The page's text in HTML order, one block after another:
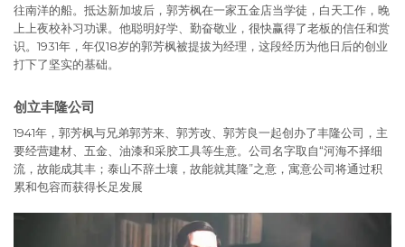
往南洋的船。抵达新加坡后，郭芳枫在一家五金店当学徒，白天工作，晚
上上夜校补习功课。他聪明好学、勤奋敬业，很快赢得了老板的信任和赏
识。1931年，年仅18岁的郭芳枫被提拔为经理，这段经历为他日后的创业
打下了坚实的基础。
创立丰隆公司
1941年，郭芳枫与兄弟郭芳来、郭芳改、郭芳良一起创办了丰隆公司，主
要经营建材、五金、油漆和采胶工具等生意。公司名字取自“河海不择细
流，故能成其丰；泰山不辞土壤，故能就其隆”之意，寓意公司将通过积
累和包容而获得长足发展